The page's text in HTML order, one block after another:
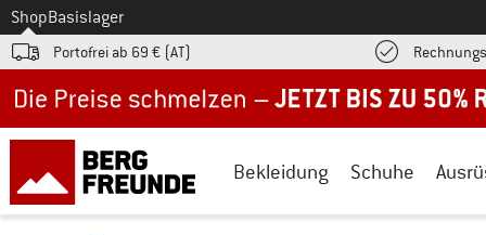
Zum
ShopBasislager
Portofrei ab 69 € (AT)
Bekleidung Schuhe